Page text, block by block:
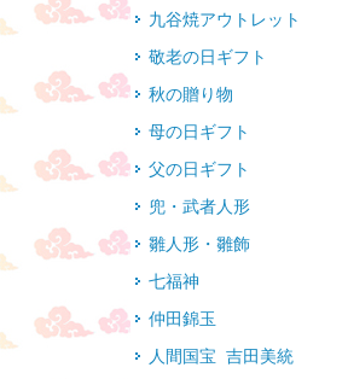
九谷焼アウトレット
敬老の日ギフト
秋の贈り物
母の日ギフト
父の日ギフト
兜・武者人形
雛人形・雛飾
七福神
仲田錦玉
人間国宝 吉田美統